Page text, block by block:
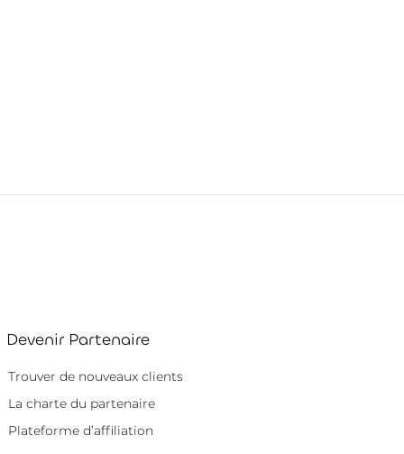
Devenir Partenaire
Trouver de nouveaux clients
La charte du partenaire
Plateforme d’affiliation